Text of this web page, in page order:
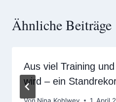
Ähnliche Beiträge
Aus viel Training
wird – ein
Von Nina Kohlwey 1. April